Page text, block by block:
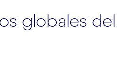
globales del